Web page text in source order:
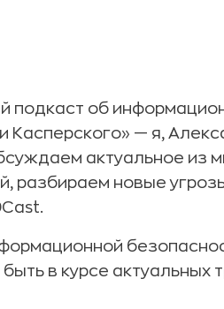
подкаст об
— я,
актуальное из
разбираем новые
в курсе актуальных